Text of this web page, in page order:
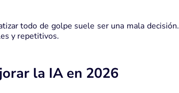
todo de golpe suele ser una mala decisión.
y repetitivos.
la IA en 2026